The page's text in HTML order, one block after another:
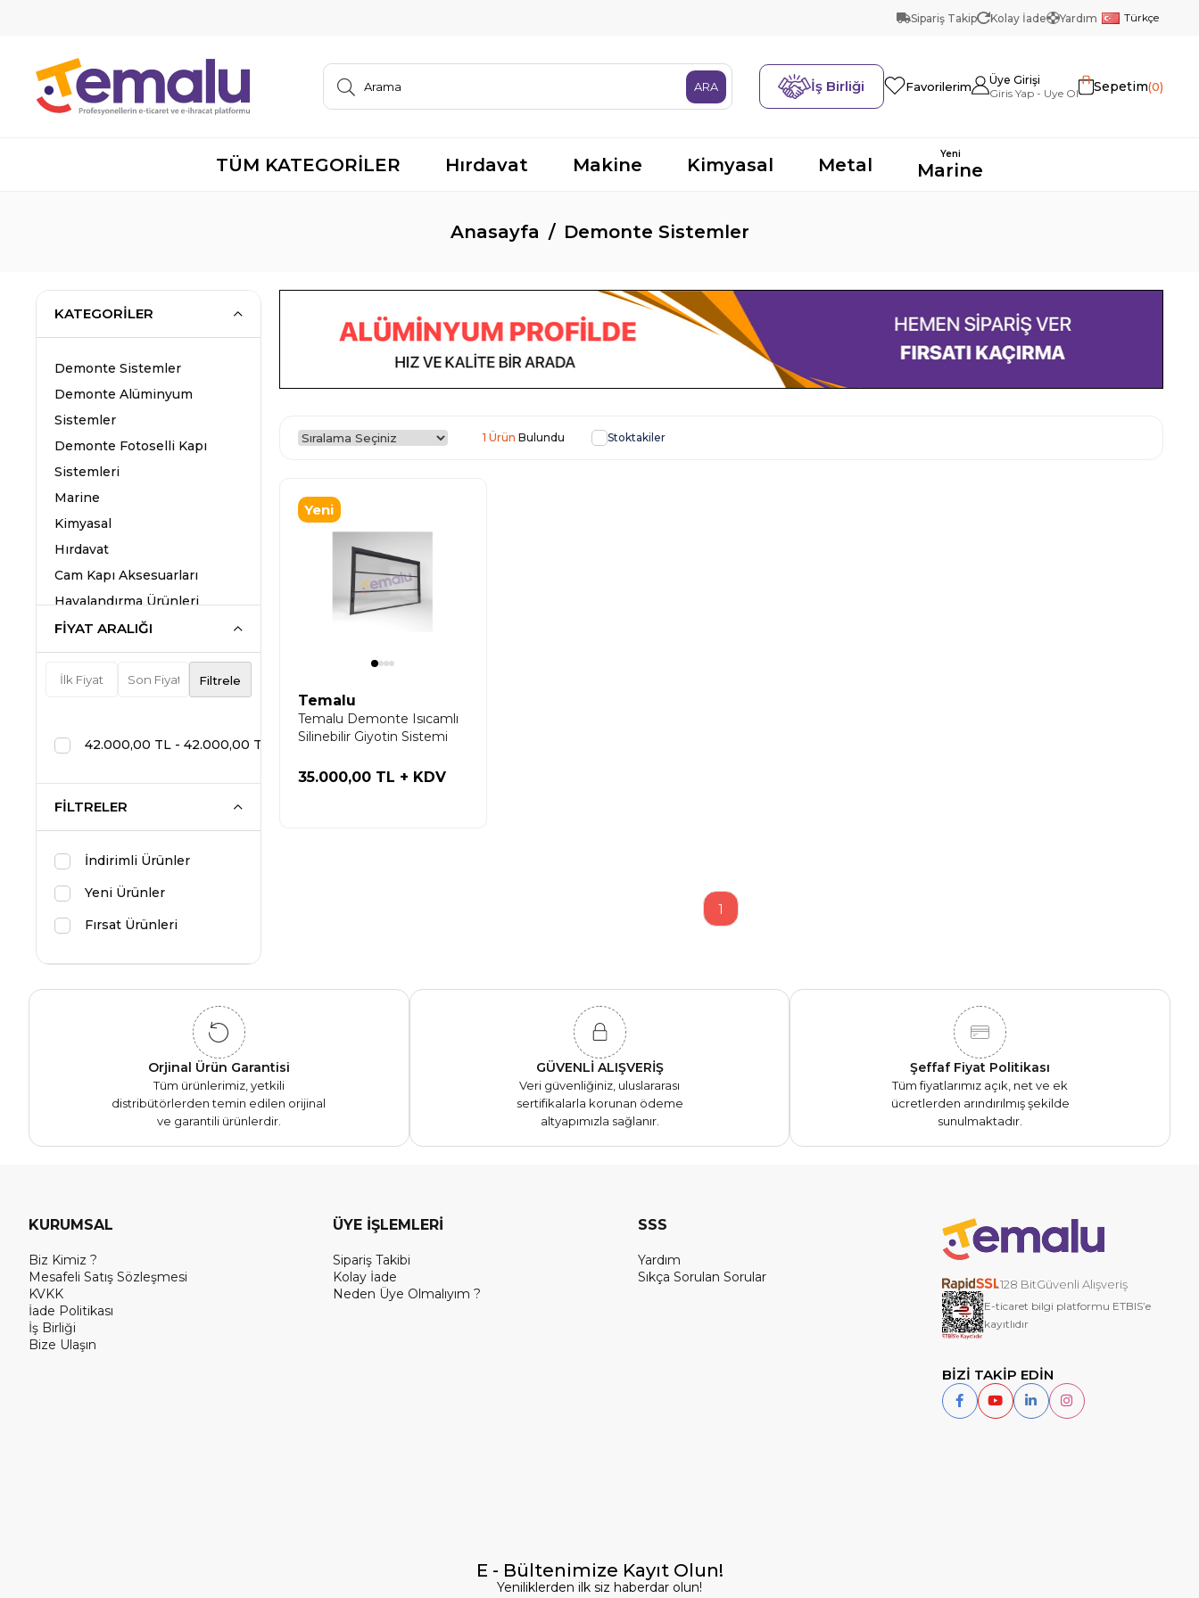
Sipariş Takip Kolay İade Yardım Türkçe
İş Birliği Favorilerim Üye Girişi Sepetim 0
TÜM KATEGORİLER Hırdavat Makine Kimyasal Metal Yeni
Marine
Anasayfa Demonte Sistemler
KATEGORILER
Demonte Sistemler
Demonte Alüminyum
Sistemler
Demonte Fotoselli Kapı
Sistemleri
Marine
Kimyasal
Hırdavat
Cam Kapı Aksesuarları
Havalandırma Ürünleri
Metal
Makine
FIYAT ARALIĞI
Filtrele
42.000,00 TL - 42.000,00 TL
FILTRELER
İndirimli Ürünler
Yeni Ürünler
Fırsat Ürünleri
Stoktakiler
1 Ürün
Temalu
Temalu Demonte Isıcamlı
Silinebilir Giyotin Sistemi
35.000,00 TL + KDV
Yeni
Ürün
1
Orjinal Ürün Garantisi
Tüm ürünlerimiz, yetkili
distribütörlerden temin edilen orijinal
ve garantili ürünlerdir.
GÜVENLİ ALIŞVERİŞ
Veri güvenliğiniz, uluslararası
sertifikalarla korunan ödeme
altyapımızla sağlanır.
Şeffaf Fiyat Politikası
Tüm fiyatlarımız açık, net ve ek
ücretlerden arındırılmış şekilde
sunulmaktadır.
KURUMSAL
Biz Kimiz ?
Mesafeli Satış Sözleşmesi
KVKK
İade Politikası
İş Birliği
Bize Ulaşın
ÜYE İŞLEMLERİ
Sipariş Takibi
Kolay İade
Neden Üye Olmalıyım ?
SSS
Yardım
Sıkça Sorulan Sorular
128 BitGüvenli Alışveriş
E-ticaret bilgi platformu ETBIS’e
kayıtlıdır
BİZİ TAKİP EDİN
E - Bültenimize Kayıt Olun!
Yeniliklerden ilk siz haberdar olun!